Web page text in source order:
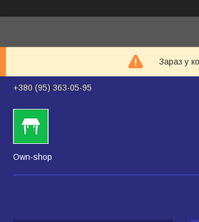
Зараз у
+380 (95) 363-05-95
Own-shop